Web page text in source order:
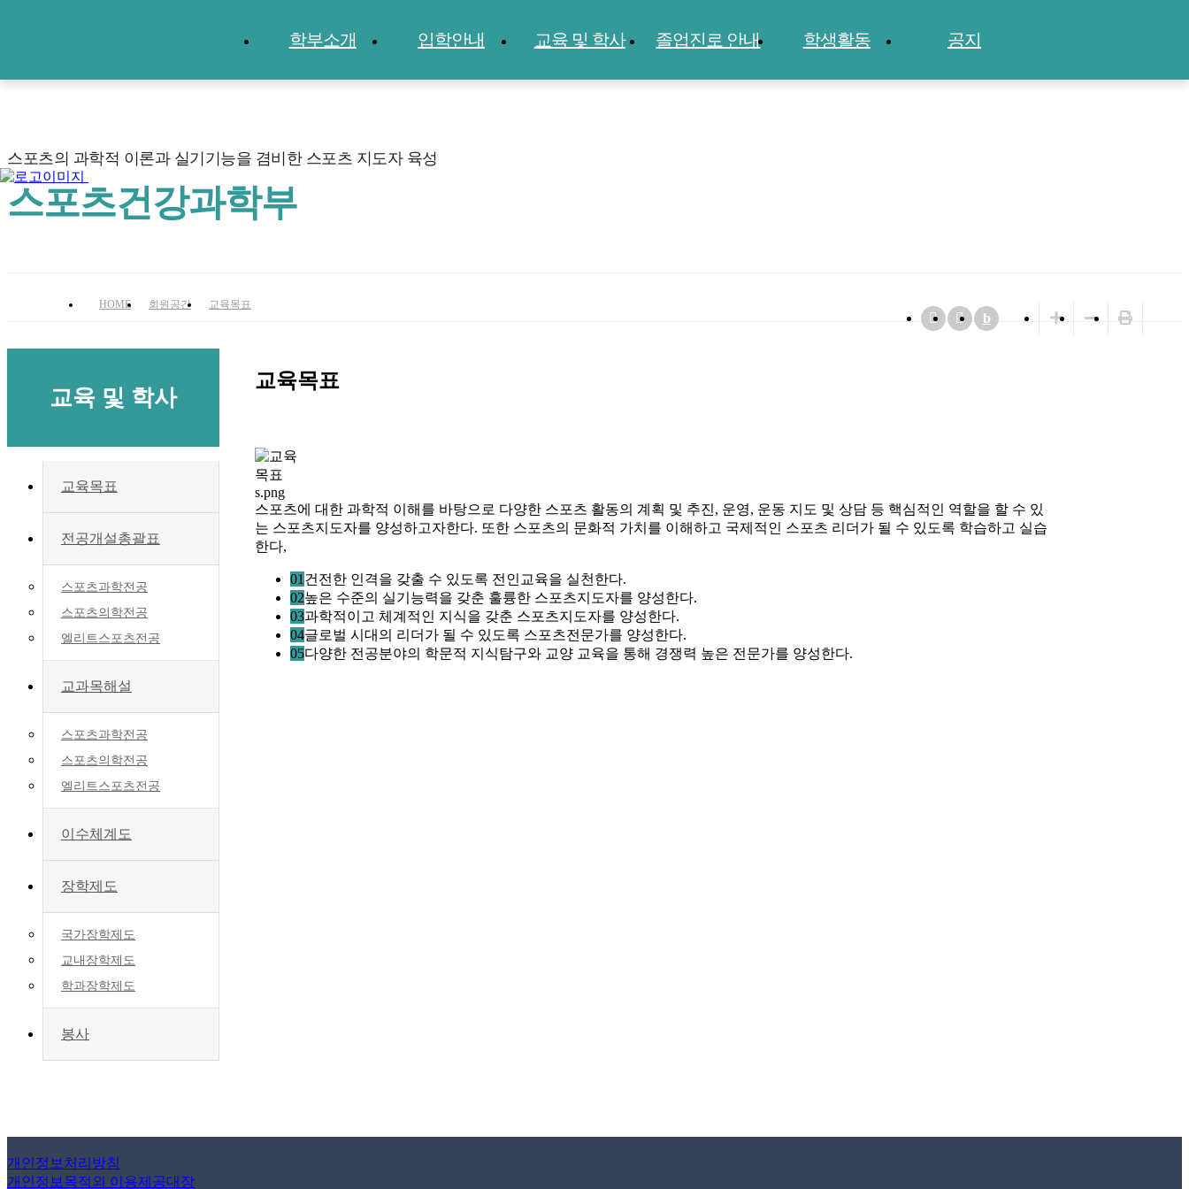
학부소개 입학안내 교육 및 학사 졸업진로 안내 학생활동 공지
스포츠의 과학적 이론과 실기기능을 겸비한 스포츠 지도자 육성
스포츠건강과학부
HOME 회원공간 교육목표
b
교육 및 학사
교육목표
전공개설총괄표
스포츠과학전공
스포츠의학전공
엘리트스포츠전공
교과목해설
스포츠과학전공
스포츠의학전공
엘리트스포츠전공
이수체계도
장학제도
국가장학제도
교내장학제도
학과장학제도
봉사
교육목표
스포츠에 대한 과학적 이해를 바탕으로 다양한 스포츠 활동의 계획 및 추진, 운영, 운동 지도 및 상담 등 핵심적인 역할을 할 수 있
는 스포츠지도자를 양성하고자한다. 또한 스포츠의 문화적 가치를 이해하고 국제적인 스포츠 리더가 될 수 있도록 학습하고 실습
한다,
01 건전한 인격을 갖출 수 있도록 전인교육을 실천한다.
02높은 수준의 실기능력을 갖춘 훌륭한 스포츠지도자를 양성한다.
03과학적이고 체계적인 지식을 갖춘 스포츠지도자를 양성한다.
04글로벌 시대의 리더가 될 수 있도록 스포츠전문가를 양성한다.
05다양한 전공분야의 학문적 지식탐구와 교양 교육을 통해 경쟁력 높은 전문가를 양성한다.
개인정보처리방침
개인정보목적외 이용제공대장